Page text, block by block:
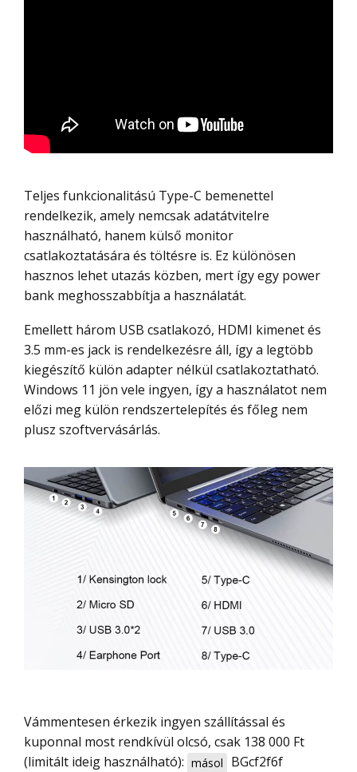
Teljes funkcionalitású Type-C bemenettel
rendelkezik, amely nemcsak adatátvitelre
használható, hanem külső monitor
csatlakoztatására és töltésre is. Ez különösen
hasznos lehet utazás közben, mert így egy power
bank meghosszabbítja a használatát.
Emellett három USB csatlakozó, HDMI kimenet és
3.5 mm-es jack is rendelkezésre áll, így a legtöbb
kiegészítő külön adapter nélkül csatlakoztatható.
Windows 11 jön vele ingyen, így a használatot nem
előzi meg külön rendszertelepítés és főleg nem
plusz szoftvervásárlás.
Vámmentesen érkezik ingyen szállítással és
kuponnal most rendkívül olcsó, csak 138 000 Ft
(limitált ideig használható): másol BGcf2f6f